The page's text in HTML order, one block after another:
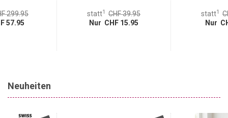
299.95
57.95
statt1
CHF 39.95
Nur CHF 15.95
statt1
Nur
Neuheiten